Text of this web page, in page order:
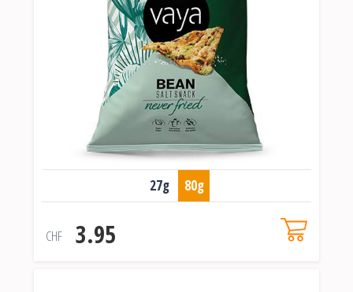
27g 80g
CHF 3.95